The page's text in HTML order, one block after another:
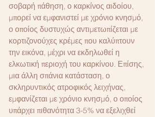
σοβαρή πάθηση, ο καρκίνος αιδοίου,
μπορεί να εμφανιστεί με χρόνιο κνησμό,
ο οποίος δυστυχώς αντιμετωπίζεται με
κορτιζονούχες κρέμες που καλύπτουν
την εικόνα, μέχρι να εκδηλωθεί η
ελκωτική περιοχή του καρκίνου. Επίσης,
μια άλλη σπάνια κατάσταση, ο
σκληρυντικός ατροφικός λειχήνας,
εμφανίζεται με χρόνιο κνησμό, ο οποίος
υπάρχει πιθανότητα 3-5% να εξελιχθεί